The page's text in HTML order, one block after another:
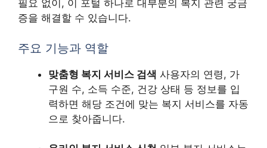
필요 없이, 이 포털 하나로 대부분의 복지 관련 궁금
증을 해결할 수 있습니다.
주요 기능과 역할
맞춤형 복지 서비스 검색 사용자의 연령, 가
구원 수, 소득 수준, 건강 상태 등 정보를 입
력하면 해당 조건에 맞는 복지 서비스를 자동
으로 찾아줍니다.